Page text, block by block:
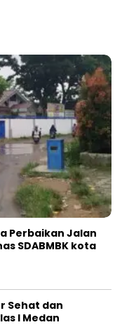
Perbaikan Jalan
SDABMBK kota
Sehat dan
I Medan